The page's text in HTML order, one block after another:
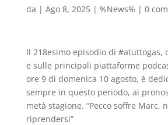
da | Ago 8, 2025| %News% | 0
Il 218esimo episodio di #atuttogas,
e sulle principali piattaforme
ore 9 di domenica 10 agosto, è
sempre in questo periodo, ai
metà stagione. “Pecco soffre Marc,
riprendersi”